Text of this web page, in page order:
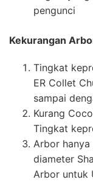
pengunci
Kekurangan
Tingkat
ER Collet
sampai
Kurang
Tingkat
Arbor
diameter
Arbor untuk